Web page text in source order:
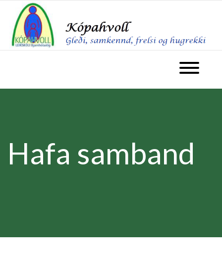
fara á forsíðu
Opna
Hafa samband